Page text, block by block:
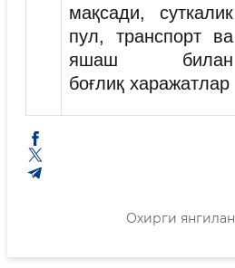
мақсади, суткалик
пул, транспорт ва
яшаш билан
боғлиқ харажатлар
Охирги